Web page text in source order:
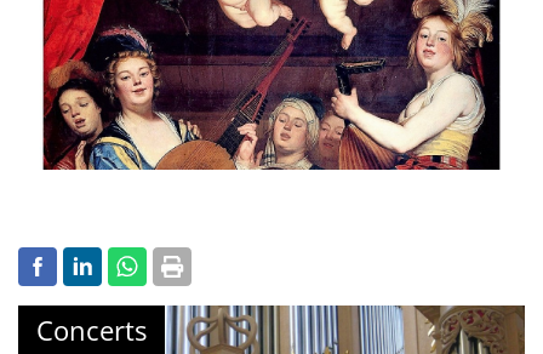
Concerts